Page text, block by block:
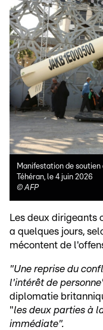
Manifestation de soutien
Téhéran, le 4 juin 2026
©AFP
Les deux dirigeants
a quelques jours,
mécontent de
"Une reprise du
l'intérêt de
diplomatie
"les deux parties à
immédiate".